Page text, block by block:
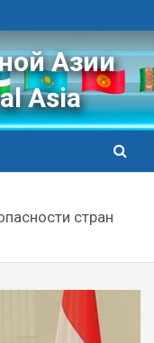
Азии
Asia
стран